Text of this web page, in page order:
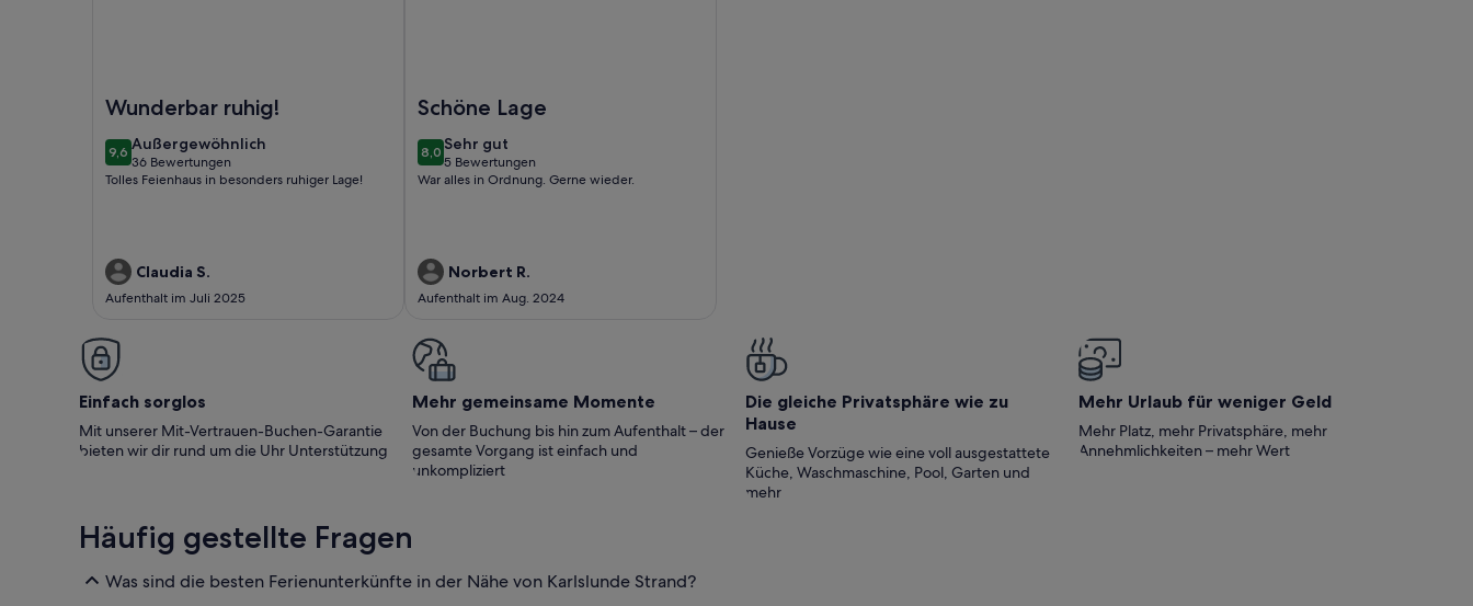
Wunderbar ruhig!
9,69,6 von 10
Außergewöhnlich
außergewöhnlich
36 Bewertungen
(36
Tolles Feienhaus in besonders ruhiger Lage!
Claudia S.
Aufenthalt im Juli 2025
Schöne Lage
8,08,0 von 10
Sehr gut
sehr
gut
5 Bewertungen
(5
bewertungen)
War alles in Ordnung. Gerne wieder.
Norbert R.
Aufenthalt im Aug. 2024
Einfach sorglos
Mit unserer Mit-Vertrauen-Buchen-Garantie
bieten wir dir rund um die Uhr Unterstützung
Mehr gemeinsame Momente
Von der Buchung bis hin zum Aufenthalt – der
gesamte Vorgang ist einfach und
unkompliziert
Die gleiche Privatsphäre wie zu
Hause
Genieße Vorzüge wie eine voll ausgestattete
Küche, Waschmaschine, Pool, Garten und
mehr
Mehr Urlaub für weniger Geld
Mehr Platz, mehr Privatsphäre, mehr
Annehmlichkeiten – mehr Wert
Häufig gestellte Fragen
Was sind die besten Ferienunterkünfte in der Nähe von Karlslunde Strand?